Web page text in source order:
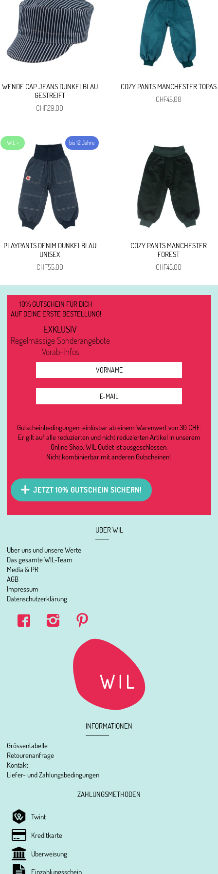
WENDE CAP JEANS DUNKELBLAU
GESTREIFT
CHF29,00
COZY PANTS MANCHESTER TOPAS
CHF45,00
PLAYPANTS DENIM DUNKELBLAU
UNISEX
CHF55,00
COZY PANTS MANCHESTER
FOREST
CHF45,00
ÜBER WIL
Über uns und unsere Werte
Das gesamte WIL-Team
Media & PR
AGB
Impressum
Datenschutzerklärung
INFORMATIONEN
Grössentabelle
Retourenanfrage
Kontakt
Liefer- und Zahlungsbedingungen
ZAHLUNGSMETHODEN
Twint
Kreditkarte
Überweisung
Einzahlungsschein
10% GUTSCHEIN FÜR DICH
AUF DEINE ERSTE BESTELLUNG!
EXKLUSIV
Regelmässige Sonderangebote
Vorab-Infos
Gutscheinbedingungen: einlösbar ab einem Warenwert von 30 CHF.
Er gilt auf alle reduzierten und nicht reduzierten Artikel in unserem
Online Shop, WIL Outlet ist ausgeschlossen.
Nicht kombinierbar mit anderen Gutscheinen!
JETZT 10% GUTSCHEIN SICHERN!